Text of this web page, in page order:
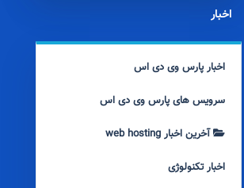
اخبار
اخبار پارس وی دی اس
سرویس های پارس وی دی اس
آخرین اخبار web hosting
اخبار تکنولوژی